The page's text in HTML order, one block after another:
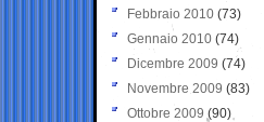
Febbraio 2010 (73)
Gennaio 2010 (74)
Dicembre 2009 (74)
Novembre 2009 (83)
Ottobre 2009 (90)